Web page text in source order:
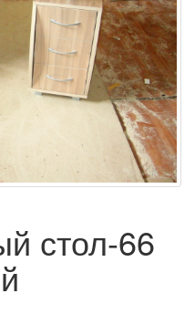
стол-66